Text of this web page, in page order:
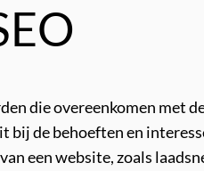
die overeenkomen met
de behoeften en
een website, zoals